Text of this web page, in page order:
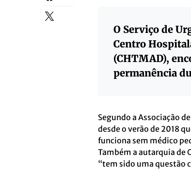
O Serviço de
Centro
(CHTMAD),
permanência
Segundo a Associação
desde o verão de 2018
funciona sem médico
Também a autarquia de
“tem sido uma questão